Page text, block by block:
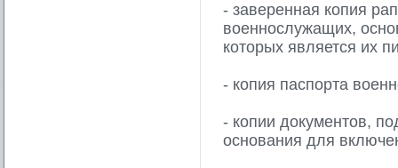
- заверенная копия
военнослужащих,
которых является их
- копия паспорта
- копии документов,
основания для